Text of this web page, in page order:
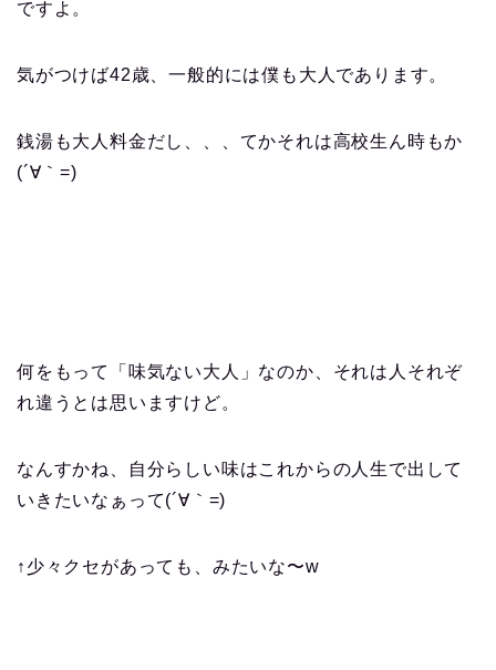
ですよ。
気がつけば42歳、一般的には僕も大人であります。
銭湯も大人料金だし、、、てかそれは高校生ん時もか
(´∀｀=)
何をもって「味気ない大人」なのか、それは人それぞ
れ違うとは思いますけど。
なんすかね、自分らしい味はこれからの人生で出して
いきたいなぁって(´∀｀=)
↑少々クセがあっても、みたいな〜w